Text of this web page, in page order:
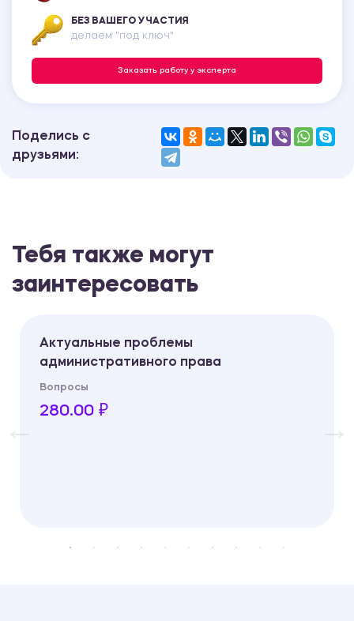
БЕЗ ВАШЕГО УЧАСТИЯ
делаем "под ключ"
Заказать работу у эксперта
Поделись с
друзьями:
Тебя также могут
заинтересовать
Актуальные проблемы
административного права
Вопросы
280.00 ₽